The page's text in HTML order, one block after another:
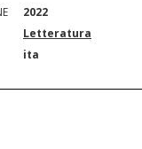
2022
Letteratura
ita